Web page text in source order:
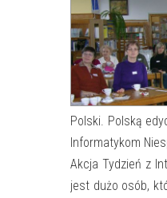
Polski. Polską
Informatykom
Akcja Tydzień z
jest dużo osób,